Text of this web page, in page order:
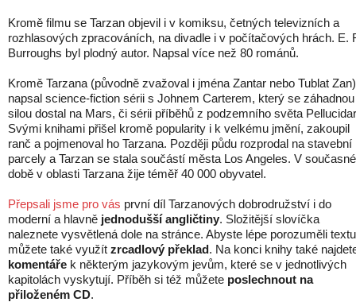
Kromě filmu se Tarzan objevil i v komiksu, četných televizních a
rozhlasových zpracováních, na divadle i v počítačových hrách. E.
Burroughs byl plodný autor. Napsal více než 80 románů.
Kromě Tarzana (původně zvažoval i jména Zantar nebo Tublat Zan)
napsal science-fiction sérii s Johnem Carterem, který se záhadnou
silou dostal na Mars, či sérii příběhů z podzemního světa
Svými knihami přišel kromě popularity i k velkému jmění, zakoupil
ranč a pojmenoval ho Tarzana. Později půdu rozprodal na stavební
parcely a Tarzan se stala součástí města Los Angeles. V současné
době v oblasti Tarzana žije téměř 40 000 obyvatel.
Přepsali jsme pro vás první díl Tarzanových dobrodružství i do
moderní a hlavně jednodušší angličtiny. Složitější slovíčka
naleznete vysvětlená dole na stránce. Abyste lépe porozuměli
můžete také využít zrcadlový překlad. Na konci knihy také
komentáře k některým jazykovým jevům, které se v jednotlivých
kapitolách vyskytují. Příběh si též můžete poslechnout na
přiloženém CD.